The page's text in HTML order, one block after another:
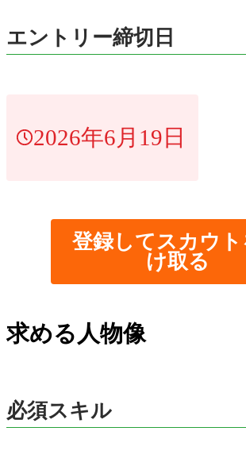
エントリー締切日
2026年6月19日
登録してスカウ
け取る
求める人物像
必須スキル